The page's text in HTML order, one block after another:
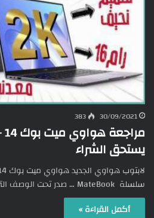
30/09/2021
383
يستحق الشراء
سلسلة MateBook … صدر تحت الوصف الترويجي “حاد…
أكمل القراءة »